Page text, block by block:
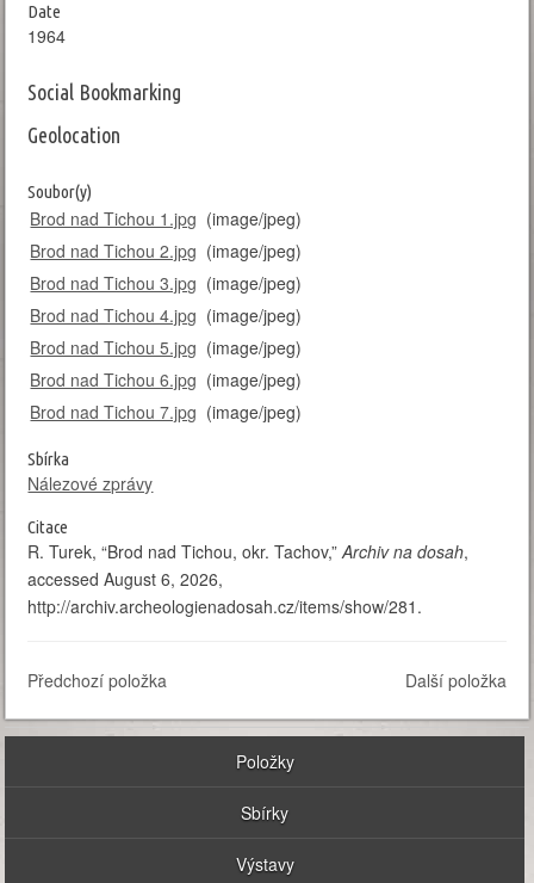
Date
1964
Social Bookmarking
Geolocation
+
−
Leaflet| Map data: ©
Soubor(y)
Brod nad Tichou 1.jpg (image/jpeg)
Brod nad Tichou 2.jpg (image/jpeg)
Brod nad Tichou 3.jpg (image/jpeg)
Brod nad Tichou 4.jpg (image/jpeg)
Brod nad Tichou 5.jpg (image/jpeg)
Brod nad Tichou 6.jpg (image/jpeg)
Brod nad Tichou 7.jpg (image/jpeg)
Sbírka
Nálezové zprávy
Citace
R. Turek, “Brod nad Tichou, okr. Tachov,”Archiv na dosah,
accessed August 6, 2026,
http://archiv.archeologienadosah.cz/items/show/281 .
Předchozí položka Další položka
Položky
Sbírky
Výstavy